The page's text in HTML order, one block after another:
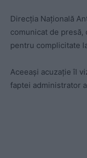
Direcția Națională
comunicat de presă,
pentru complicitate
Aceeași acuzație îl
faptei administrator